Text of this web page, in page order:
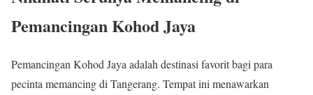
Pemancingan Kohod Jaya
Pemancingan Kohod Jaya adalah destinasi favorit bagi para
pecinta memancing di Tangerang. Tempat ini menawarkan